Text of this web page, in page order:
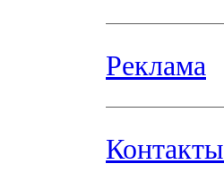
Реклама
Контакты